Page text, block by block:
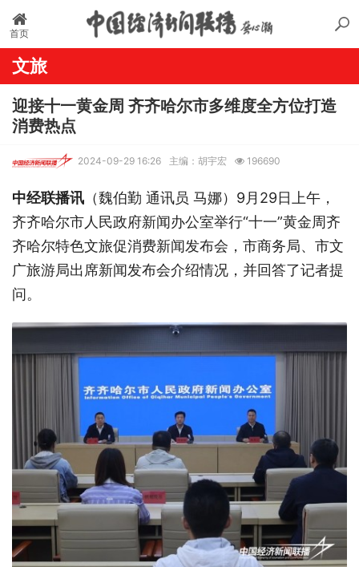
首页
文旅
迎接十一黄金周 齐齐哈尔市多维度全方位打造
消费热点
2024-09-29 16:26 主编：胡宇宏 196690
中经联播讯 （魏伯勤 通讯员 马娜）9月29日上午，
齐齐哈尔市人民政府新闻办公室举行“十一”黄金周齐
齐哈尔特色文旅促消费新闻发布会，市商务局、市文
广旅游局出席新闻发布会介绍情况，并回答了记者提
问。